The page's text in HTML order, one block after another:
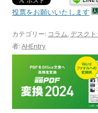
投票をお願いいたします
カテゴリー: コラム, デスク
者: AHEntry